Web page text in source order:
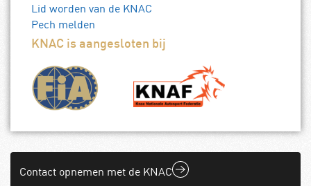
Lid worden van de KNAC
Pech melden
KNAC is aangesloten bij
Contact opnemen met de KNAC